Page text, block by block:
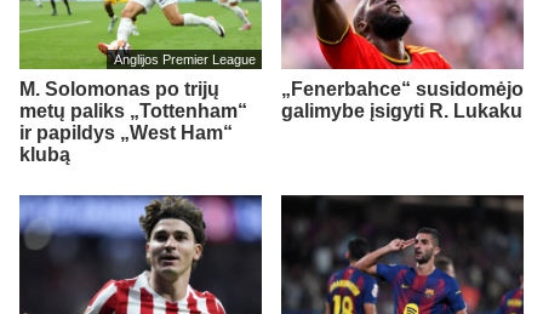
Anglijos Premier League
M. Solomonas po trijų
metų paliks „Tottenham“
ir papildys „West Ham“
klubą
„Fenerbahce“ susidomėjo
galimybe įsigyti R. Lukaku